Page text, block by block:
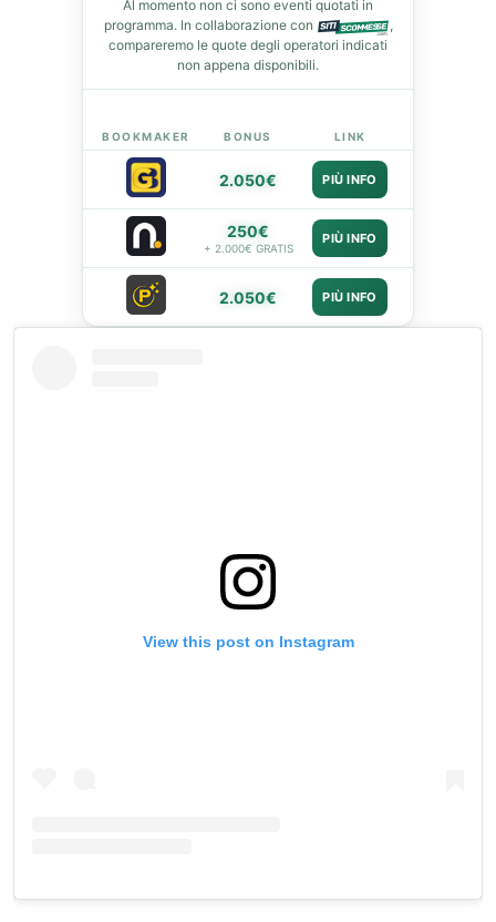
Al momento non ci sono eventi quotati in
programma. In collaborazione con
,
compareremo le quote degli operatori indicati
non appena disponibili.
BOOKMAKER BONUS LINK
2.050€ PIÙ INFO
250€
+ 2.000€ GRATIS
PIÙ INFO
2.050€ PIÙ INFO
View this post on Instagram